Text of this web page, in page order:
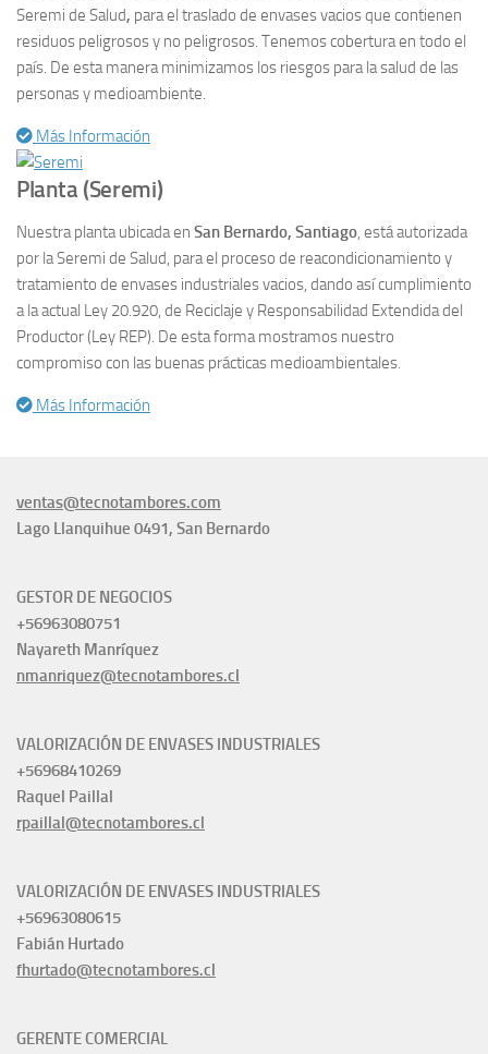
Seremi de Salud, para el traslado de envases vacios que contienen
residuos peligrosos y no peligrosos. Tenemos cobertura en todo el
país. De esta manera minimizamos los riesgos para la salud de las
personas y medioambiente.
Más Información
Planta (Seremi)
Nuestra planta ubicada en San Bernardo, Santiago, está autorizada
por la Seremi de Salud, para el proceso de reacondicionamiento y
tratamiento de envases industriales vacios, dando así cumplimiento
a la actual Ley 20.920, de Reciclaje y Responsabilidad Extendida del
Productor (Ley REP). De esta forma mostramos nuestro
compromiso con las buenas prácticas medioambientales.
Más Información
ventas@tecnotambores.com
Lago Llanquihue 0491, San Bernardo
GESTOR DE NEGOCIOS
+56963080751
Nayareth Manríquez
nmanriquez@tecnotambores.cl
VALORIZACIÓN DE ENVASES INDUSTRIALES
+56968410269
Raquel Paillal
rpaillal@tecnotambores.cl
VALORIZACIÓN DE ENVASES INDUSTRIALES
+56963080615
Fabián Hurtado
fhurtado@tecnotambores.cl
GERENTE COMERCIAL